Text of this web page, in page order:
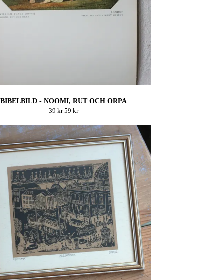
BIBELBILD - NOOMI, RUT OCH ORPA
39 kr59 kr